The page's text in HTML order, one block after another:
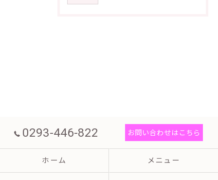
0293-446-822 お問い合わせはこちら
ホーム メニュー